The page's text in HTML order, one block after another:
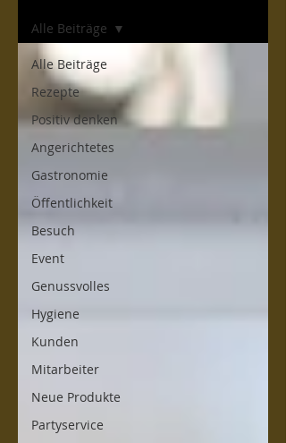
Alle Beiträge
Rezepte
Positiv denken
Angerichtetes
Gastronomie
Öffentlichkeit
Besuch
Event
Genussvolles
Hygiene
Kunden
Mitarbeiter
Neue Produkte
Partyservice
Alle Beiträge